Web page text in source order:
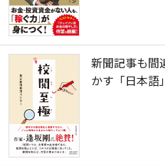
新聞記事も
かす「日本語